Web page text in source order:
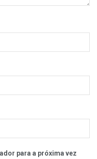
para a próxima vez